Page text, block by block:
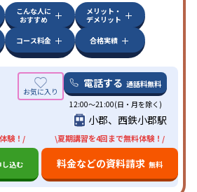
こんな人に
おすすめ
メリット・
デメリット
コース料金 合格実績
電話する 通話料無料
12:00～21:00(日・月を除く)
小郡、西鉄小郡駅
験！/
し込む
\夏期講習を4回まで無料体験！/
料金などの資料請求 無料